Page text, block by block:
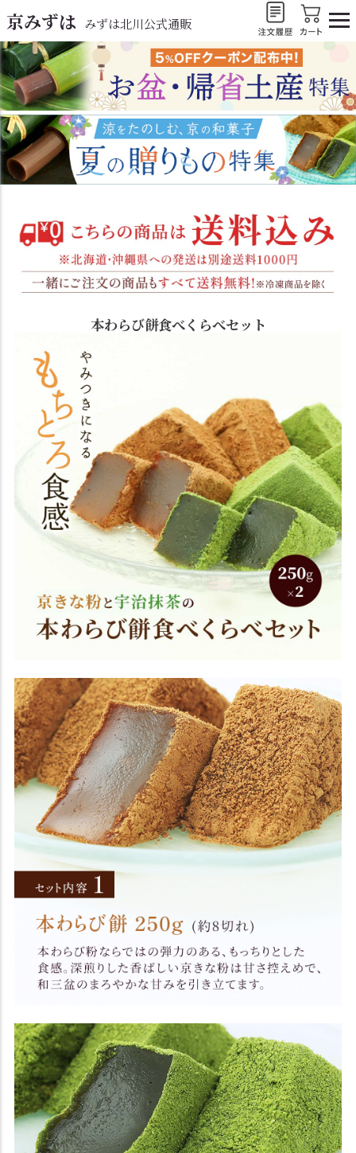
京みずは みずは北川公式通販
本わらび餅食べくらべセット